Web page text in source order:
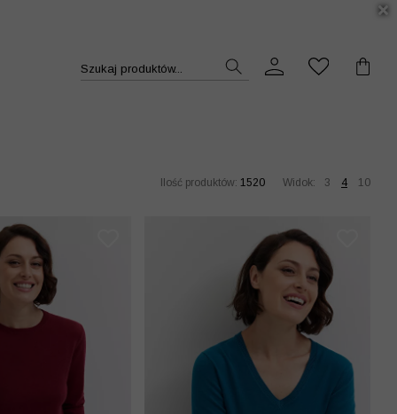
>>
Szukaj produktów...
Ilość produktów: 1520 Widok: 3 4 10